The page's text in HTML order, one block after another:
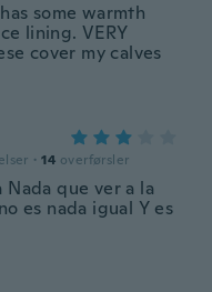
some warmth
lining. VERY
cover my calves
· 14 overførsler
Nada que ver a la
es nada igual Y es